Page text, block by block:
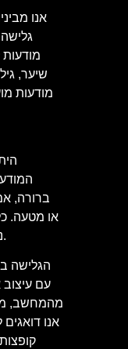
אנו
שיער,
מודעות
ברורה,
או מטעה.
נכתבים באופן שישקף את המציאות בשטח.
הגלישה
עם עיצוב
מהמחשב,
אנו